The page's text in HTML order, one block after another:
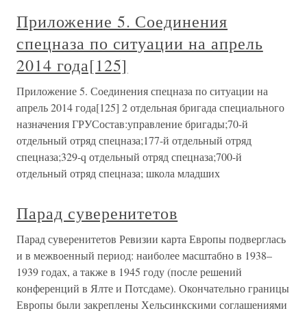
Приложение 5. Соединения
спецназа по ситуации на апрель
2014 года[125]
Приложение 5. Соединения спецназа по ситуации на
апрель 2014 года[125] 2 отдельная бригада специального
назначения ГРУСостав:управление бригады;70-й
отдельный отряд спецназа;177-й отдельный отряд
спецназа;329-q отдельный отряд спецназа;700-й
отдельный отряд спецназа; школа младших
Парад суверенитетов
Парад суверенитетов Ревизии карта Европы подверглась
и в межвоенный период: наиболее масштабно в 1938–
1939 годах, а также в 1945 году (после решений
конференций в Ялте и Потсдаме). Окончательно границы
Европы были закреплены Хельсинкскими соглашениями